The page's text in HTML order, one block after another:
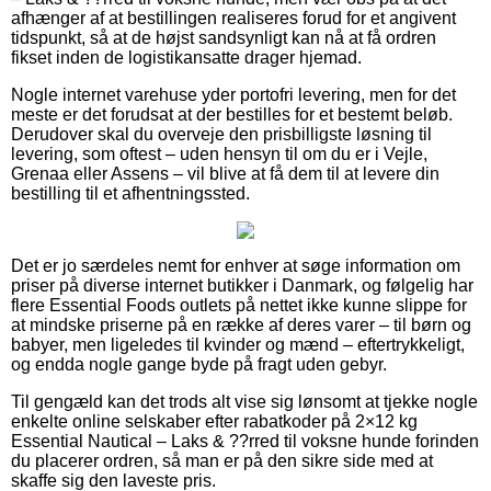
afhænger af at bestillingen realiseres forud for et angivent
tidspunkt, så at de højst sandsynligt kan nå at få ordren
fikset inden de logistikansatte drager hjemad.
Nogle internet varehuse yder portofri levering, men for det
meste er det forudsat at der bestilles for et bestemt beløb.
Derudover skal du overveje den prisbilligste løsning til
levering, som oftest – uden hensyn til om du er i Vejle,
Grenaa eller Assens – vil blive at få dem til at levere din
bestilling til et afhentningssted.
Det er jo særdeles nemt for enhver at søge information om
priser på diverse internet butikker i Danmark, og følgelig har
flere Essential Foods outlets på nettet ikke kunne slippe for
at mindske priserne på en række af deres varer – til børn og
babyer, men ligeledes til kvinder og mænd – eftertrykkeligt,
og endda nogle gange byde på fragt uden gebyr.
Til gengæld kan det trods alt vise sig lønsomt at tjekke nogle
enkelte online selskaber efter rabatkoder på 2×12 kg
Essential Nautical – Laks & ??rred til voksne hunde forinden
du placerer ordren, så man er på den sikre side med at
skaffe sig den laveste pris.